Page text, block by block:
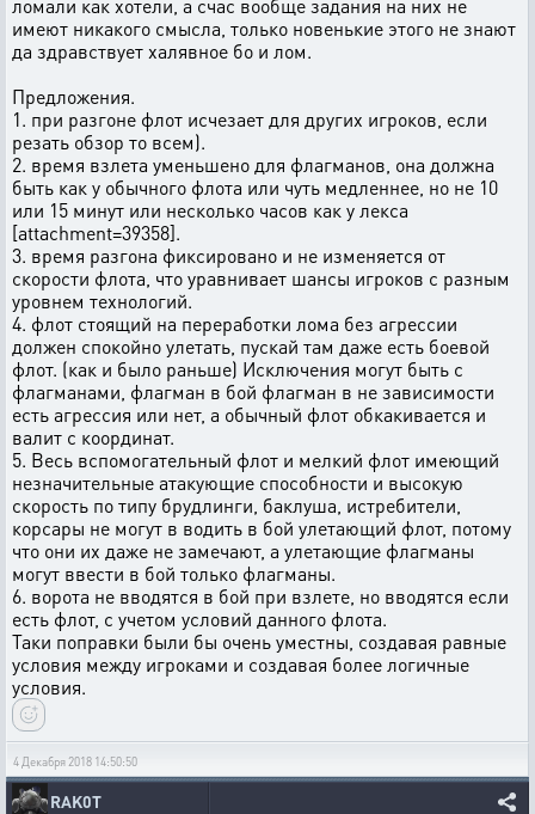
ломали как хотели, а счас вообще задания на них не
имеют никакого смысла, только новенькие этого не знают
да здравствует халявное бо и лом.
Предложения.
1. при разгоне флот исчезает для других игроков, если
резать обзор то всем).
2. время взлета уменьшено для флагманов, она должна
быть как у обычного флота или чуть медленнее, но не 10
или 15 минут или несколько часов как у лекса
[attachment=39358].
3. время разгона фиксировано и не изменяется от
скорости флота, что уравнивает шансы игроков с разным
уровнем технологий.
4. флот стоящий на переработки лома без агрессии
должен спокойно улетать, пускай там даже есть боевой
флот. (как и было раньше) Исключения могут быть с
флагманами, флагман в бой флагман в не зависимости
есть агрессия или нет, а обычный флот обкакивается и
валит с координат.
5. Весь вспомогательный флот и мелкий флот имеющий
незначительные атакующие способности и высокую
скорость по типу брудлинги, баклуша, истребители,
корсары не могут в водить в бой улетающий флот, потому
что они их даже не замечают, а улетающие флагманы
могут ввести в бой только флагманы.
6. ворота не вводятся в бой при взлете, но вводятся если
есть флот, с учетом условий данного флота.
Таки поправки были бы очень уместны, создавая равные
условия между игроками и создавая более логичные
условия.
4 Декабря 2018 14:50:50
RAK0T